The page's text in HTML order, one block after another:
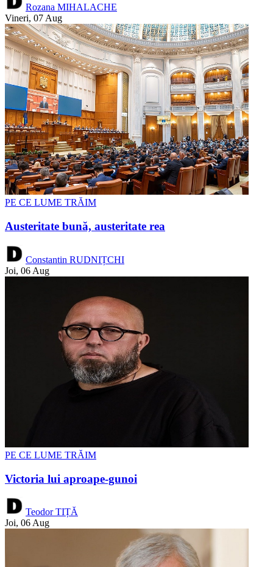
Rozana MIHALACHE
Vineri, 07 Aug
PE CE LUME TRĂIM
Austeritate bună, austeritate rea
Constantin RUDNIȚCHI
Joi, 06 Aug
PE CE LUME TRĂIM
Victoria lui aproape-gunoi
Teodor TIȚĂ
Joi, 06 Aug